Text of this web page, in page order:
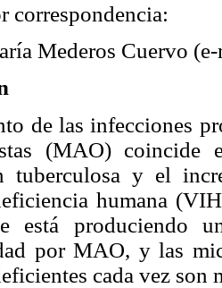
correspondencia:
Mederos Cuervo
de las infecciones
(MAO)
tuberculosa y el
humana
está produciendo
por MAO, y las
cada vez son